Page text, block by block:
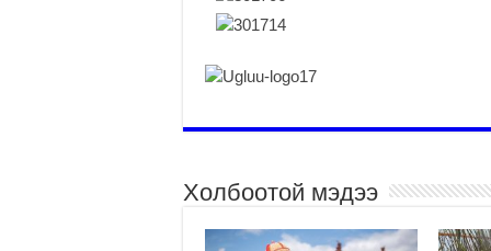
Холбоотой мэдээ